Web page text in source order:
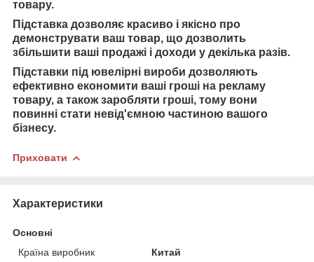
товару.
Підставка дозволяє красиво і якісно про
демонструвати ваш товар, що дозволить
збільшити ваші продажі і доходи у декілька разів.
Підставки під ювелірні вироби дозволяють
ефективно економити ваші гроші на рекламу
товару, а також заробляти гроші, тому вони
повинні стати невід'ємною частиною вашого
бізнесу.
Приховати
Характеристики
Основні
Країна виробник
Китай